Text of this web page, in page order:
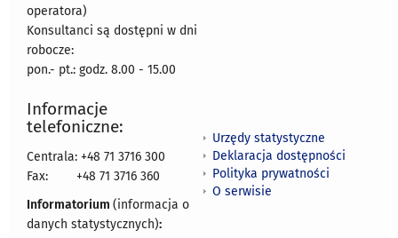
operatora)
Konsultanci są dostępni w dni
robocze:
pon.- pt.: godz. 8.00 - 15.00
Informacje
telefoniczne:
Centrala: +48 71 3716 300
Fax:
+48 71 3716 360
Informatorium (informacja o
danych statystycznych):
Urzędy statystyczne
Deklaracja dostępności
Polityka prywatności
O serwisie